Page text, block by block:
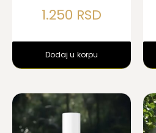
1.250
Dodaj u korpu